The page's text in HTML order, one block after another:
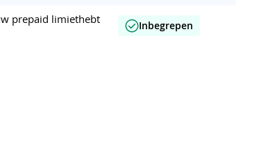
prepaid limiethebt
Inbegrepen